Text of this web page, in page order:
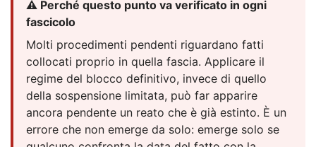
⚠️ Perché questo punto va verificato in ogni
fascicolo
Molti procedimenti pendenti riguardano fatti
collocati proprio in quella fascia. Applicare il
regime del blocco definitivo, invece di quello
della sospensione limitata, può far apparire
ancora pendente un reato che è già estinto. È un
errore che non emerge da solo: emerge solo se